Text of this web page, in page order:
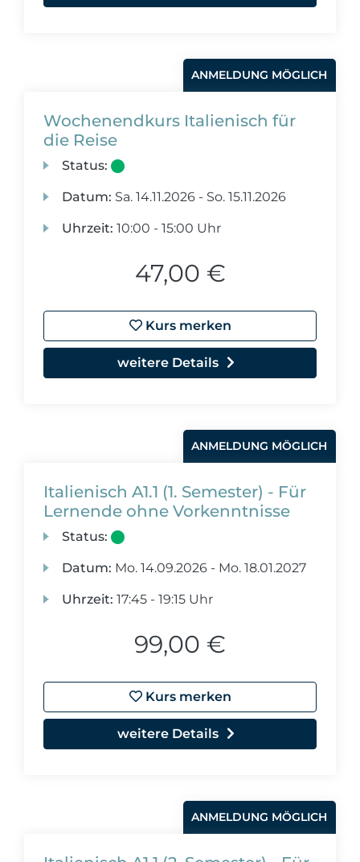
ANMELDUNG MÖGLICH
Wochenendkurs Italienisch für
die Reise
Status:
Datum: Sa. 14.11.2026 - So. 15.11.2026
Uhrzeit: 10:00 - 15:00 Uhr
47,00 €
Kurs merken
weitere Details
ANMELDUNG MÖGLICH
Italienisch A1.1 (1. Semester) - Für
Lernende ohne Vorkenntnisse
Status:
Datum: Mo. 14.09.2026 - Mo. 18.01.2027
Uhrzeit: 17:45 - 19:15 Uhr
99,00 €
Kurs merken
weitere Details
ANMELDUNG MÖGLICH